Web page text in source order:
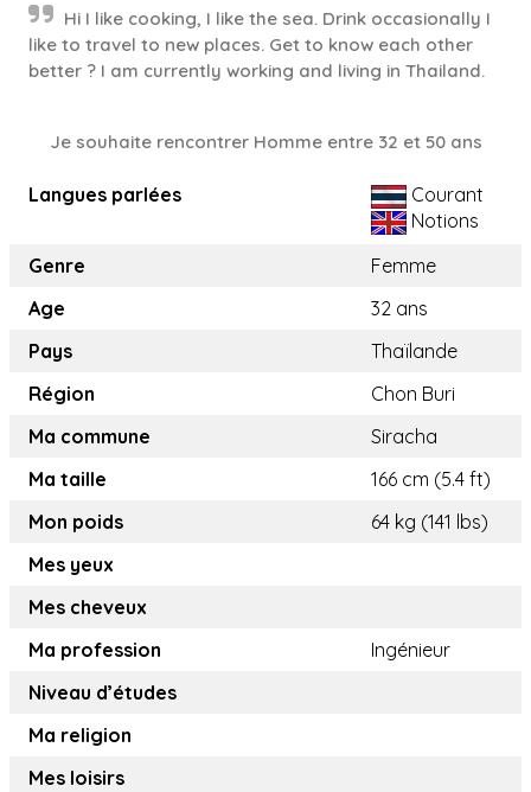
Hi I like cooking, I like the sea. Drink occasionally I
like to travel to new places. Get to know each other
better ? I am currently working and living in Thailand.
Je souhaite rencontrer Homme entre 32 et 50 ans
Langues parlées
Courant
Notions
Genre
Femme
Age
32 ans
Pays
Thaïlande
Région
Chon Buri
Ma commune
Siracha
Ma taille
166 cm (5.4 ft)
Mon poids
64 kg (141 lbs)
Mes yeux
Mes cheveux
Ma profession
Ingénieur
Niveau d’études
Ma religion
Mes loisirs